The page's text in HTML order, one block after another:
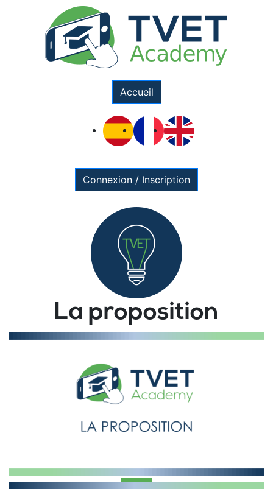
Accueil
Connexion / Inscription
La proposition